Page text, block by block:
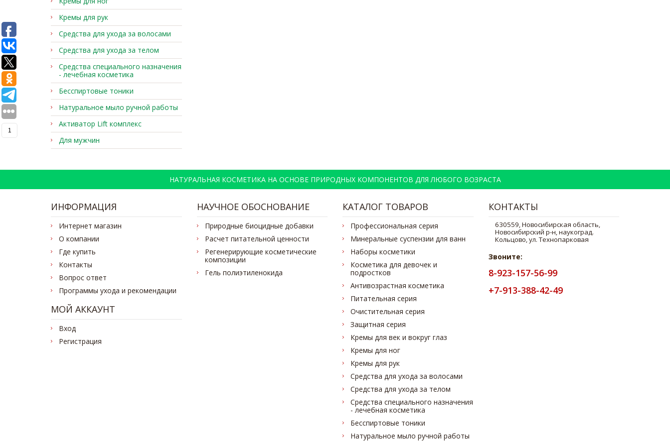
Кремы для рук
Средства для ухода за волосами
Средства для ухода за телом
Средства специального назначения
- лечебная косметика
Бесспиртовые тоники
Натуральное мыло ручной работы
Активатор Lift комплекс
Для мужчин
НАТУРАЛЬНАЯ КОСМЕТИКА НА ОСНОВЕ ПРИРОДНЫХ КОМПОНЕНТОВ ДЛЯ ЛЮБОГО ВОЗРАСТА
ИНФОРМАЦИЯ
Интернет магазин
О компании
Где купить
Контакты
Вопрос ответ
Программы ухода и рекомендации
МОЙ АККАУНТ
Вход
Регистрация
НАУЧНОЕ ОБОСНОВАНИЕ
Природные биоцидные добавки
Расчет питательной ценности
Регенерирующие косметические
композиции
Гель полиэтиленокида
КАТАЛОГ ТОВАРОВ
Профессиональная серия
Минеральные суспензии для ванн
Наборы косметики
Косметика для девочек и
подростков
Антивозрастная косметика
Питательная серия
Очистительная серия
Защитная серия
Кремы для век и вокруг глаз
Кремы для ног
Кремы для рук
Средства для ухода за волосами
Средства для ухода за телом
Средства специального назначения
- лечебная косметика
Бесспиртовые тоники
Натуральное мыло ручной работы
КОНТАКТЫ
Звоните:
8-923-157-56-99
+7-913-388-42-49
1